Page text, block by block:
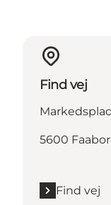
Find vej
5600
Find vej